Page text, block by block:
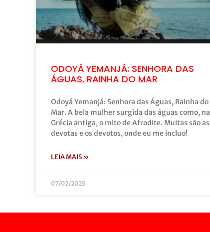
ODOYÁ YEMANJÁ: SENHORA DAS
ÁGUAS, RAINHA DO MAR
Odoyá Yemanjá: Senhora das Águas, Rainha do
Mar. A bela mulher surgida das águas como, na
Grécia antiga, o mito de Afrodite. Muitas são as
devotas e os devotos, onde eu me incluo!
LEIA MAIS »
07/02/2025